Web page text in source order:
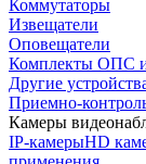
Коммутаторы
Извещатели
Оповещатели
Комплекты ОПС
Другие
Приемно-
Камеры
IP-камерыHD